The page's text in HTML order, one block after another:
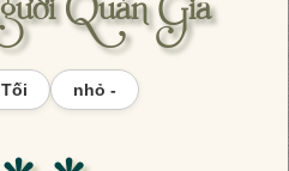
Quản Gia
Tối nhỏ -